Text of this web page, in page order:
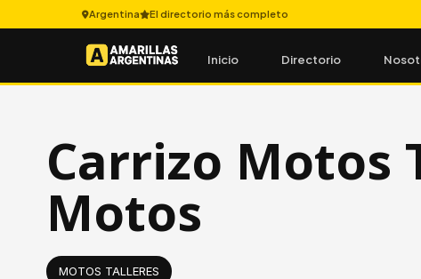
Argentina El directorio más completo
Inicio Directorio
Carrizo Motos
Motos
MOTOS TALLERES